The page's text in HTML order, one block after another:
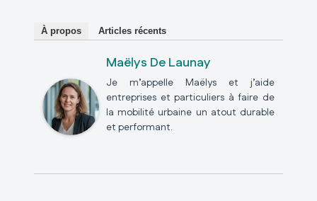
À propos Articles récents
Maëlys De Launay
Je m’appelle Maëlys et j’aide
entreprises et particuliers à faire de
la mobilité urbaine un atout durable
et performant.